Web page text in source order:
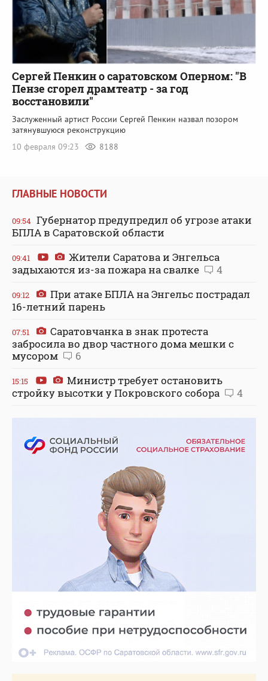
Сергей Пенкин о саратовском Оперном: "В
Пензе сгорел драмтеатр - за год
восстановили"
Заслуженный артист России Сергей Пенкин назвал позором
затянувшуюся реконструкцию
10 февраля 09:23
8188
ГЛАВНЫЕ НОВОСТИ
09:54 Губернатор предупредил об угрозе атаки
БПЛА в Саратовской области
09:41
Жители Саратова и Энгельса
задыхаются из-за пожара на свалке
4
09:12
При атаке БПЛА на Энгельс пострадал
16-летний парень
07:51
Саратовчанка в знак протеста
забросила во двор частного дома мешки с
мусором
6
15:15
Министр требует остановить
стройку высотки у Покровского собора
4